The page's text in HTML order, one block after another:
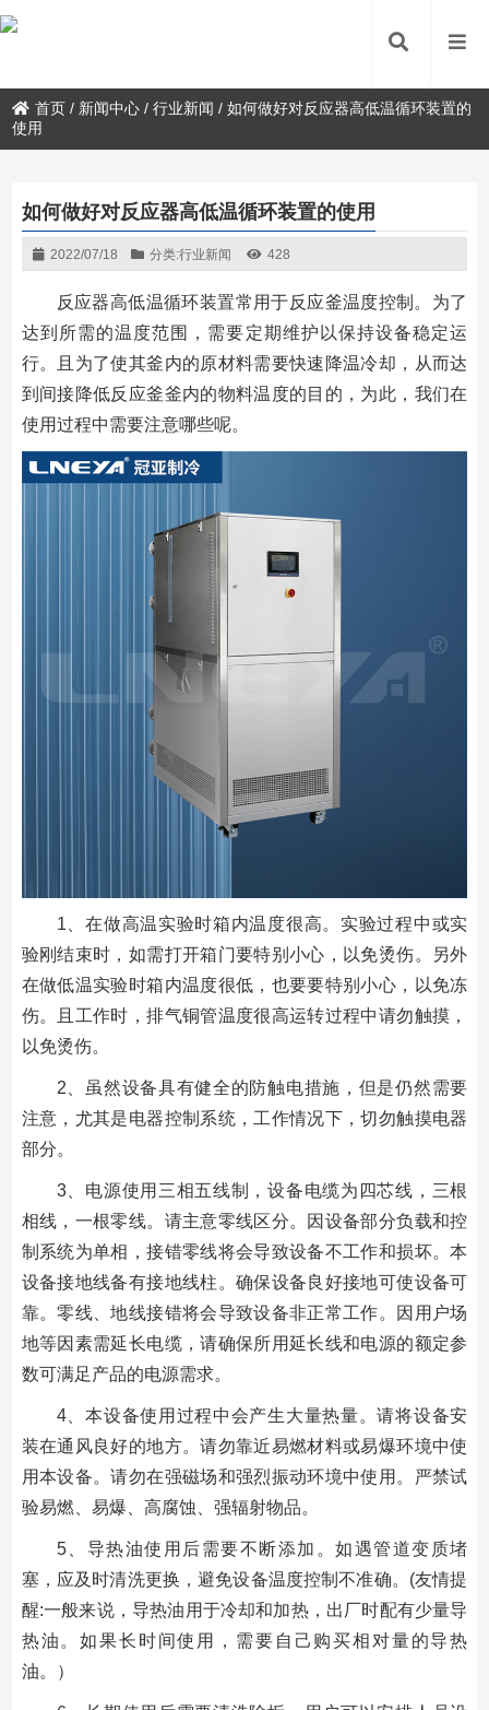
首页 / 新闻中心 /行业新闻 /如何做好对反应器高低温循环装置的
使用
如何做好对反应器高低温循环装置的使用
2022/07/18 分类:行业新闻 428
反应器高低温循环装置常用于反应釜温度控制。为了
达到所需的温度范围，需要定期维护以保持设备稳定运
行。且为了使其釜内的原材料需要快速降温冷却，从而达
到间接降低反应釜釜内的物料温度的目的，为此，我们在
使用过程中需要注意哪些呢。
1、在做高温实验时箱内温度很高。实验过程中或实
验刚结束时，如需打开箱门要特别小心，以免烫伤。另外
在做低温实验时箱内温度很低，也要要特别小心，以免冻
伤。且工作时，排气铜管温度很高运转过程中请勿触摸，
以免烫伤。
2、虽然设备具有健全的防触电措施，但是仍然需要
注意，尤其是电器控制系统，工作情况下，切勿触摸电器
部分。
3、电源使用三相五线制，设备电缆为四芯线，三根
相线，一根零线。请主意零线区分。因设备部分负载和控
制系统为单相，接错零线将会导致设备不工作和损坏。本
设备接地线备有接地线柱。确保设备良好接地可使设备可
靠。零线、地线接错将会导致设备非正常工作。因用户场
地等因素需延长电缆，请确保所用延长线和电源的额定参
数可满足产品的电源需求。
4、本设备使用过程中会产生大量热量。请将设备安
装在通风良好的地方。请勿靠近易燃材料或易爆环境中使
用本设备。请勿在强磁场和强烈振动环境中使用。严禁试
验易燃、易爆、高腐蚀、强辐射物品。
5、导热油使用后需要不断添加。如遇管道变质堵
塞，应及时清洗更换，避免设备温度控制不准确。(友情提
醒:一般来说，导热油用于冷却和加热，出厂时配有少量导
热油。如果长时间使用，需要自己购买相对量的导热
油。）